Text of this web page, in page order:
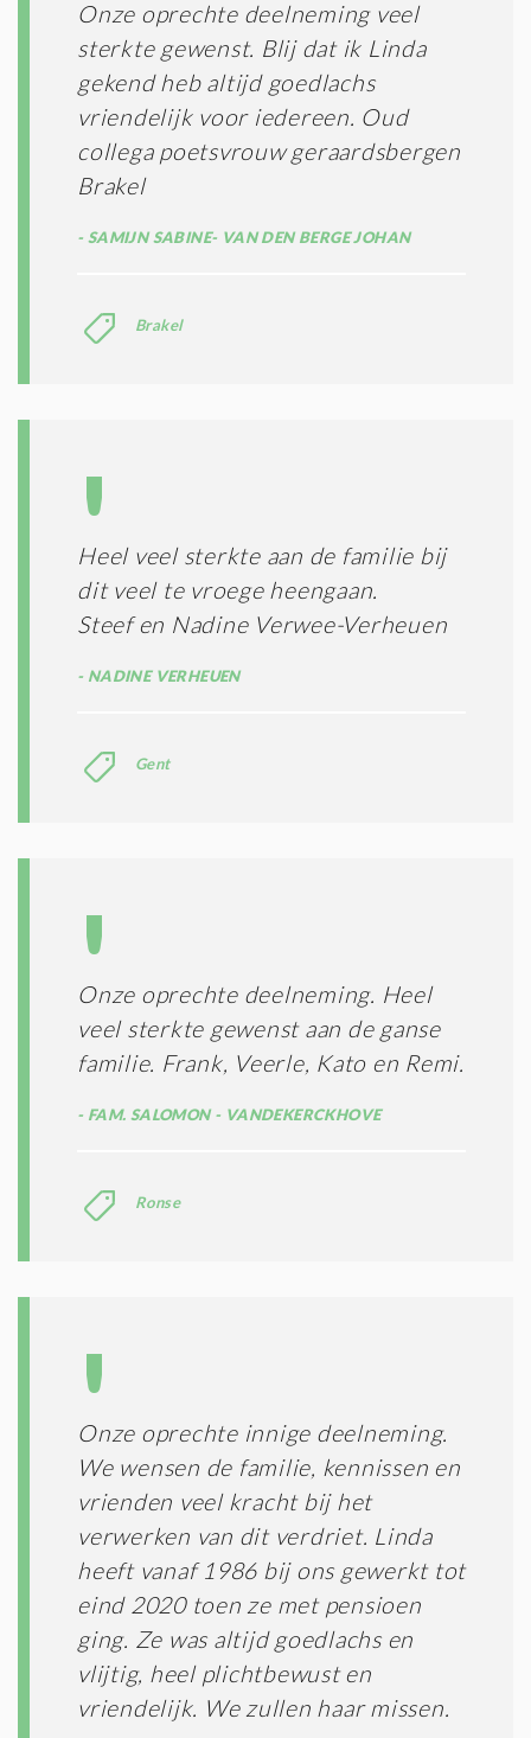
Onze oprechte deelneming veel
sterkte gewenst. Blij dat ik Linda
gekend heb altijd goedlachs
vriendelijk voor iedereen. Oud
collega poetsvrouw geraardsbergen
Brakel
SAMIJN SABINE- VAN DEN BERGE JOHAN
Brakel
Heel veel sterkte aan de familie bij
dit veel te vroege heengaan.
Steef en Nadine Verwee-Verheuen
NADINE VERHEUEN
Gent
Onze oprechte deelneming. Heel
veel sterkte gewenst aan de ganse
familie. Frank, Veerle, Kato en Remi.
FAM. SALOMON - VANDEKERCKHOVE
Ronse
Onze oprechte innige deelneming.
We wensen de familie, kennissen en
vrienden veel kracht bij het
verwerken van dit verdriet. Linda
heeft vanaf 1986 bij ons gewerkt tot
eind 2020 toen ze met pensioen
ging. Ze was altijd goedlachs en
vlijtig, heel plichtbewust en
vriendelijk. We zullen haar missen.